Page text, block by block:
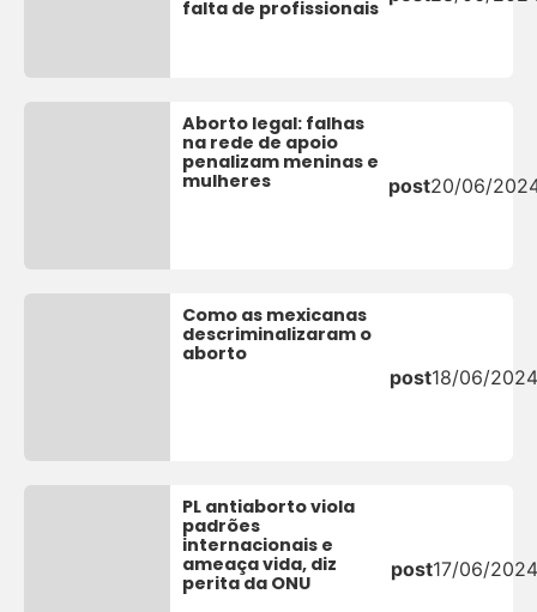
falta de profissionais
Aborto legal: falhas
na rede de apoio
penalizam meninas e
mulheres
post20/06/
Como as mexicanas
descriminalizaram o
aborto
post18/06/
PL antiaborto viola
padrões
internacionais e
ameaça vida, diz
perita da ONU
post17/06/2024